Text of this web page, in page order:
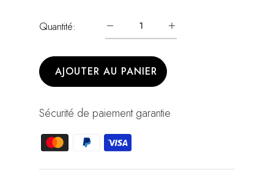
Quantité:
AJOUTER AU PANIER
Sécurité de paiement garantie